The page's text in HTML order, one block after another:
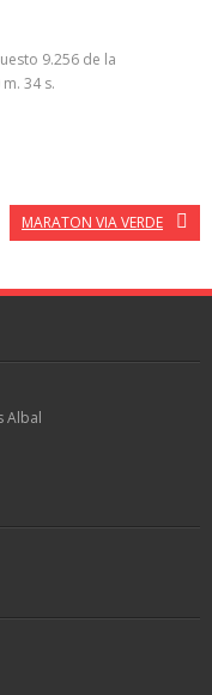
9.256 de la
34 s.
MARATON VIA VERDE